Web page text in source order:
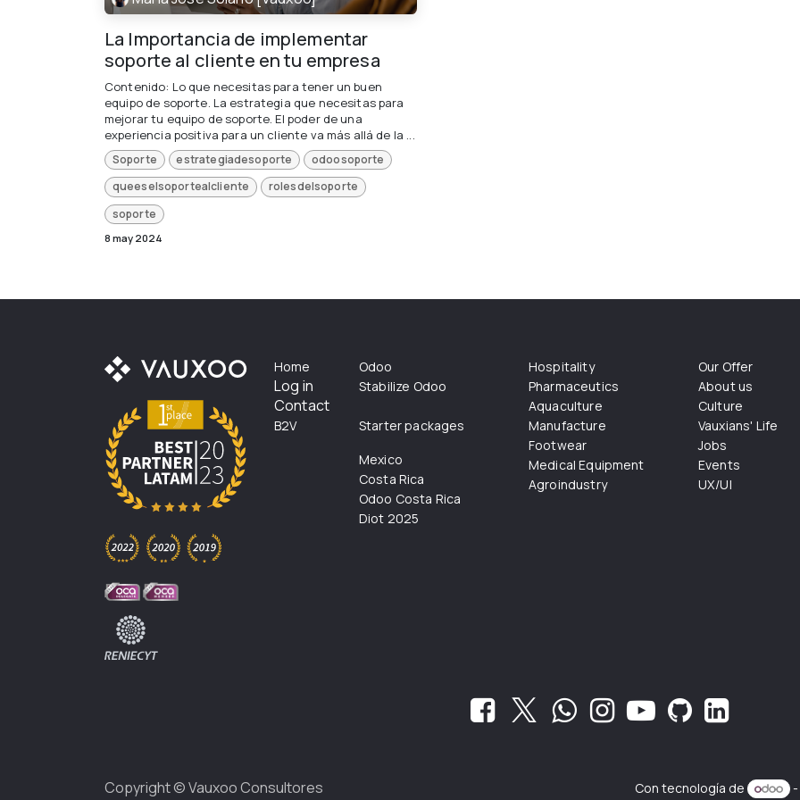
La Importancia de implementar
soporte al cliente en tu empresa
Contenido: Lo que necesitas para tener un buen
equipo de soporte. La estrategia que necesitas para
mejorar tu equipo de soporte. El poder de una
experiencia positiva para un cliente va más allá de la ...
Soporte estrategiadesoporte
odoosoporte
queeselsoportealcliente
rolesdelsoporte
soporte
8 may 2024
Home
Log in
Contact
B2V
Odoo
Stabilize Odoo
Starter packages
Mexico
Costa Rica
Odoo Costa Rica
Diot 2025
Hospitality
Pharmaceutics
Aquaculture
Manufacture
Footwear
Medical Equipment
Agroindustry
Our Offer
About us
Culture
Vauxians' Life
Jobs
Events
UX/UI
Copyright ©Vauxoo Consultores Con tecnología de -